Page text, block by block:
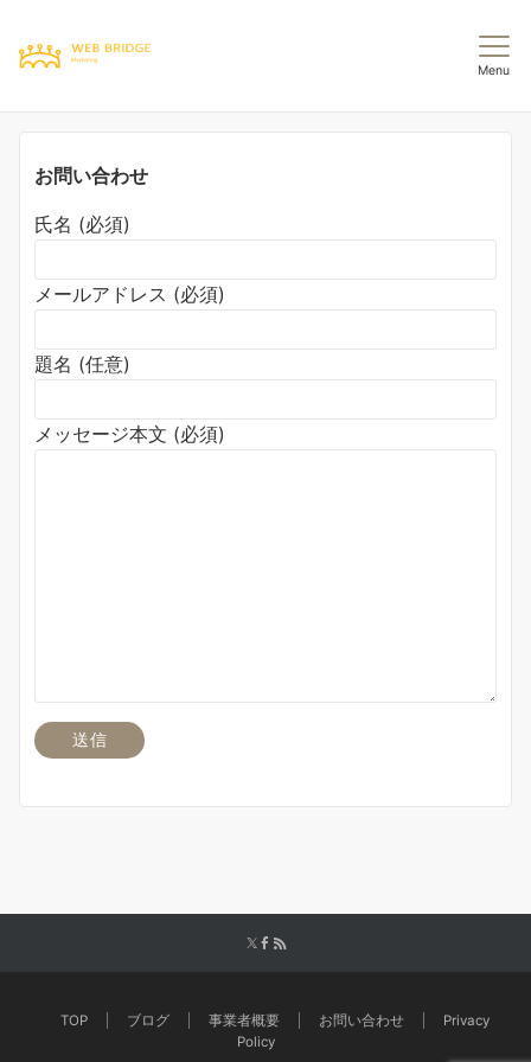
Menu
お問い合わせ
氏名 (必須)
メールアドレス (必須)
題名 (任意)
メッセージ本文 (必須)
TOP ブログ 事業者概要 お問い合わせ
Privacy
Policy